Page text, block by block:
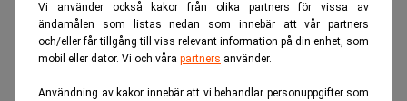
Vi använder också kakor från olika partners för vissa av
ändamålen som listas nedan som innebär att vår partners
och/eller får tillgång till viss relevant information på din enhet, som
mobil eller dator. Vi och våra partners använder.
Användning av kakor innebär att vi behandlar personuppgifter som
Världens 500 rikaste tjänade 9 200
miljarder första halvåret